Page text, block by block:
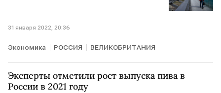
31 января 2022, 20:36
Экономика РОССИЯ ВЕЛИКОБРИТАНИЯ
Эксперты отметили рост выпуска пива в
России в 2021 году